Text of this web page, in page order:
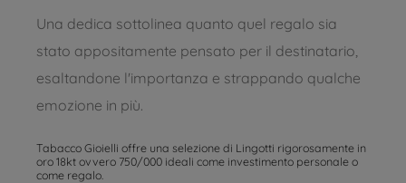
Una dedica sottolinea quanto quel regalo sia
stato appositamente pensato per il destinatario,
esaltandone l'importanza e strappando qualche
emozione in più.
Tabacco Gioielli offre una selezione di Lingotti rigorosamente in
oro 18kt ovvero 750/000 ideali come investimento personale o
come regalo.